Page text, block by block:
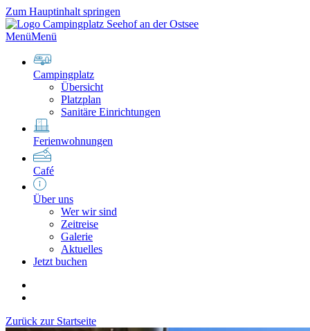
Zum Hauptinhalt springen
MenüMenü
Campingplatz
Übersicht
Platzplan
Sanitäre Einrichtungen
Ferienwohnungen
Café
Über uns
Wer wir sind
Zeitreise
Galerie
Aktuelles
Jetzt buchen
Zurück zur Startseite